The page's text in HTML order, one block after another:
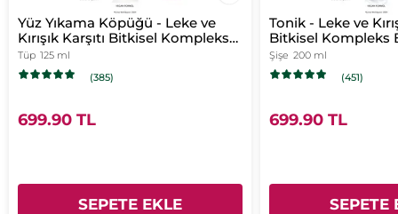
Yüz Yıkama Köpüğü - Leke ve
Kırışık Karşıtı Bitkisel Kompleks
Bakım / Bright Botanical
Tüp 125 ml
(385)
699.90 TL
SEPETE EKLE
Tonik - Leke ve
Bitkisel Kompleks
Botanical
Şişe 200 ml
(451)
699.90 TL
SEPETE